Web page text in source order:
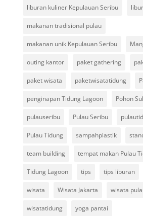
liburan kuliner Kepulauan Seribu
makanan tradisional pulau
makanan unik Kepulauan Seribu
outing kantor paket gathering
paket wisata paketwisatatidung
penginapan Tidung Lagoon Pohon
pulauseribu Pulau Seribu
Pulau Tidung sampahplastik
team building tempat makan Pulau
Tidung Lagoon tips tips liburan
wisata Wisata Jakarta wisata
wisatatidung yoga pantai